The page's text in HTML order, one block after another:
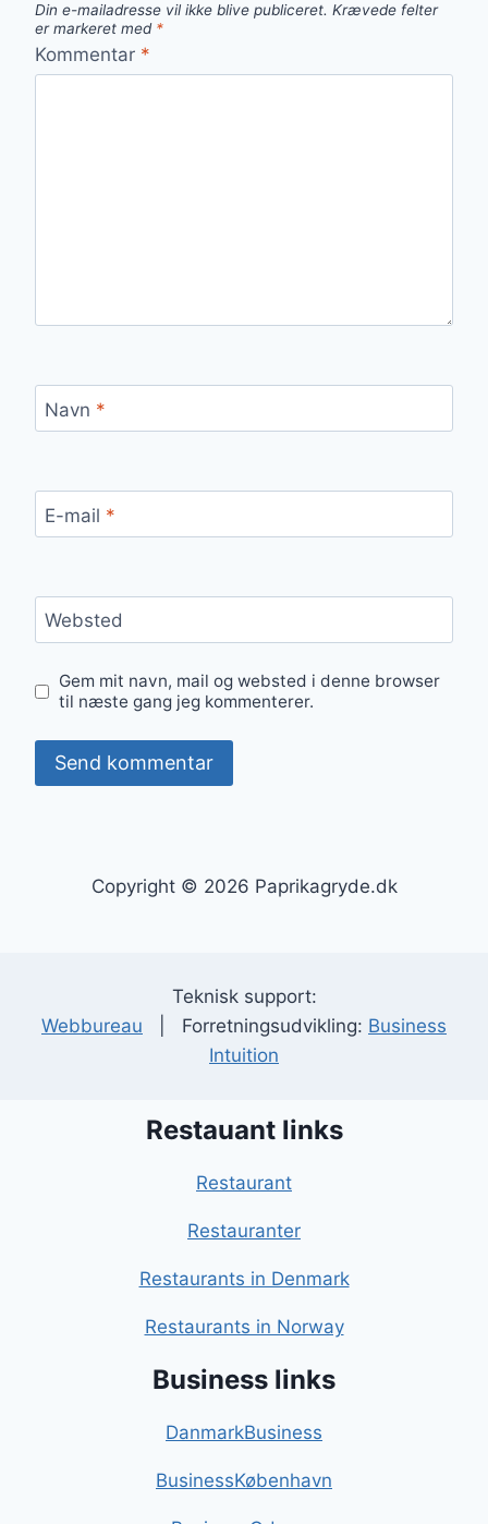
Din e-mailadresse vil ikke blive publiceret. Krævede felter
er markeret med *
Kommentar *
Navn *
E-mail *
Websted
Gem mit navn, mail og websted i denne browser
til næste gang jeg kommenterer.
Copyright © 2026 Paprikagryde.dk
Teknisk support:
Webbureau | Forretningsudvikling: Business
Intuition
Restauant links
Restaurant
Restauranter
Restaurants in Denmark
Restaurants in Norway
Business links
DanmarkBusiness
BusinessKøbenhavn